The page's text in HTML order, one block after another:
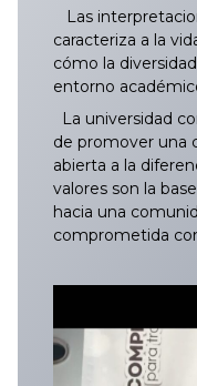
Las
caracteriza a la
cómo la
entorno
La universidad
de promover una
abierta a la
valores son la
hacia una
comprometida